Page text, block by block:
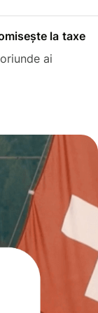
la taxe
ai